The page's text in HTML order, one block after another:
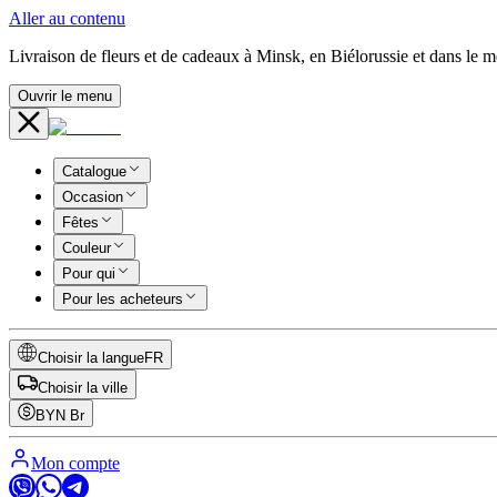
Aller au contenu
Livraison de fleurs et de cadeaux à Minsk, en Biélorussie et dans le
Ouvrir le menu
Catalogue
Occasion
Fêtes
Couleur
Pour qui
Pour les acheteurs
Choisir la langueFR
Choisir la ville
BYN Br
Mon compte